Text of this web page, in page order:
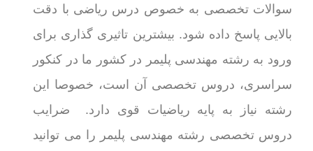
سوالات تخصصی به خصوص درس ریاضی با دقت
بالایی پاسخ داده شود. بیشترین تاثیری گذاری برای
ورود به رشته مهندسی پلیمر در کشور ما در کنکور
سراسری، دروس تخصصی آن است، خصوصا این
رشته نیاز به پایه ریاضیات قوی دارد. ضرایب
دروس تخصصی رشته مهندسی پلیمر را می توانید